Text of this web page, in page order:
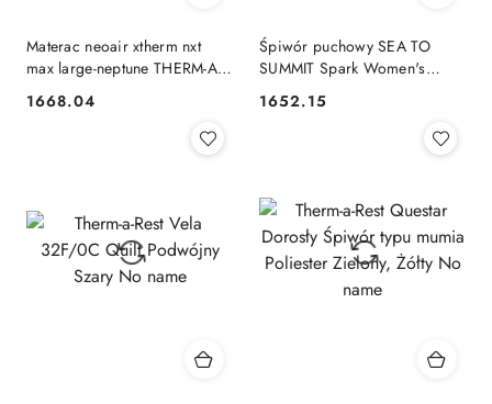
Materac neoair xtherm nxt
max large-neptune THERM-A-
Cena:
1668.04
Śpiwór puchowy SEA TO
SUMMIT Spark Women's
Cena:
1652.15